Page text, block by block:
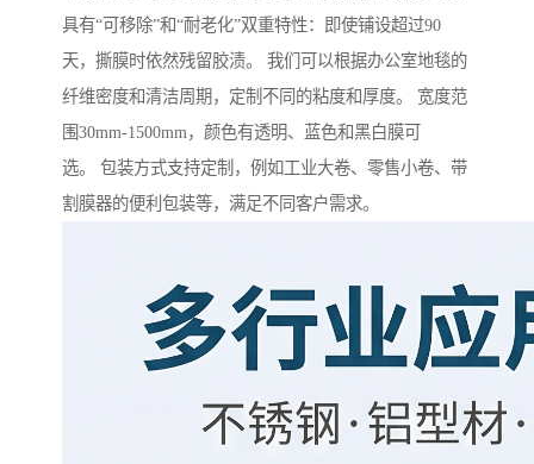
具有“可移除”和“耐老化”双重特性：即使铺设超过90
天，撕膜时依然残留胶渍。 我们可以根据办公室地毯的
纤维密度和清洁周期，定制不同的粘度和厚度。 宽度范
围30mm-1500mm，颜色有透明、蓝色和黑白膜可
选。 包装方式支持定制，例如工业大卷、零售小卷、带
割膜器的便利包装等，满足不同客户需求。